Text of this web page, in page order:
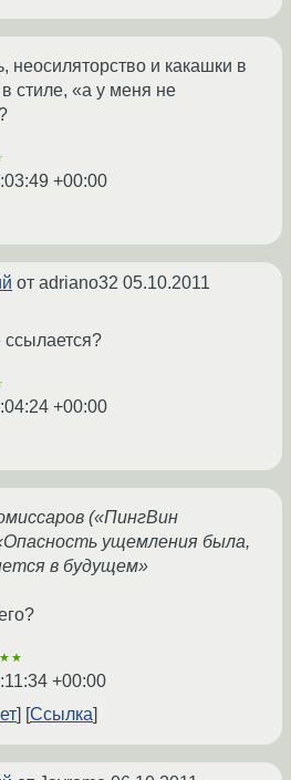
неосиляторство и какашки в
стиле, «а у меня не
+00:00
от adriano32 05.10.2011
+00:00
(«ПингВин
ущемления была,
в будущем»
+00:00
Ссылка